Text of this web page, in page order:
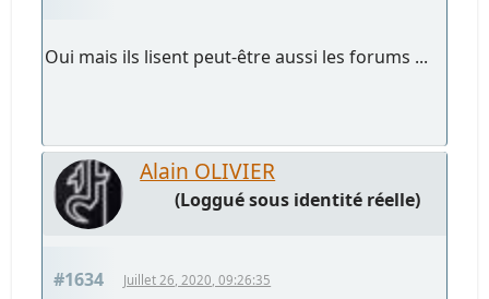
Oui mais ils lisent peut-être aussi les forums ...
Alain OLIVIER
(Loggué sous identité réelle)
#1634 Juillet 26, 2020, 09:26:35